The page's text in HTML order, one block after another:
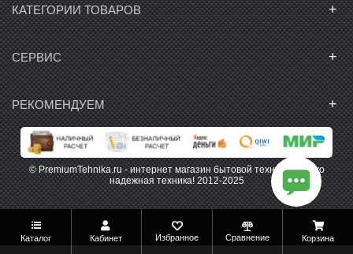
Каталог Кабинет Избранное Сравнение Корзина
КАТЕГОРИИ ТОВАРОВ +
СЕРВИС +
РЕКОМЕНДУЕМ +
© PremiumTehnika.ru - интернет магазин бытовой техники. Только
надежная техника! 2012-2025